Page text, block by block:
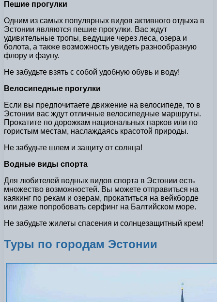
Пешие прогулки
Одним из самых популярных видов активного отдыха в
Эстонии являются пешие прогулки. Вас ждут
удивительные тропы, ведущие через леса, озера и
болота, а также возможность увидеть разнообразную
флору и фауну.
Не забудьте взять с собой удобную обувь и воду!
Велосипедные прогулки
Если вы предпочитаете движение на велосипеде, то в
Эстонии вас ждут отличные велосипедные маршруты.
Прокатите по дорожкам национальных парков или по
гористым местам, наслаждаясь красотой природы.
Не забудьте шлем и защиту от солнца!
Водные виды спорта
Для любителей водных видов спорта в Эстонии есть
множество возможностей. Вы можете отправиться на
каякинг по рекам и озерам, прокатиться на вейкборде
или даже попробовать серфинг на Балтийском море.
Не забудьте жилеты спасения и солнцезащитный крем!
Туры по городам Эстонии